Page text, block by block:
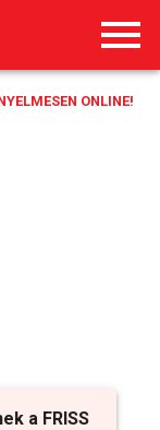
ONLINE!
a FRISS